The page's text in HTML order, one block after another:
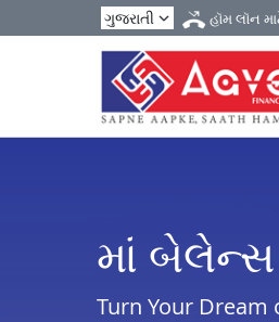
હૉમ લૉન
માં બેલેન્સ
Turn Your Dream